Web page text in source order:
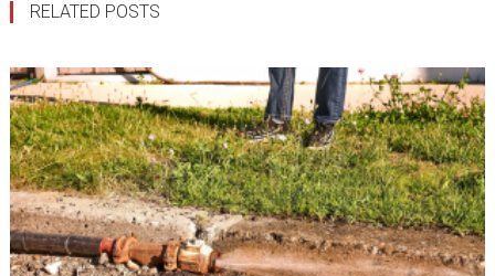
RELATED POSTS